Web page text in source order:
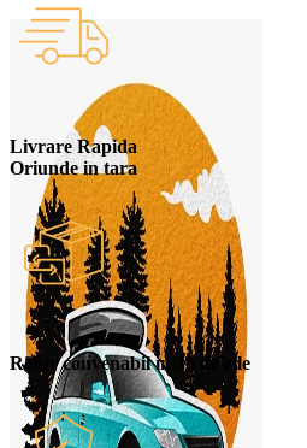
Livrare Rapida
Oriunde in tara
Retur convenabil in 30 de zile